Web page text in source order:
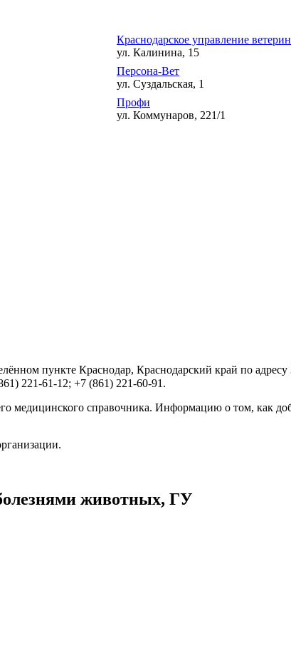
Краснодарское управление
ул. Калинина, 15
Персона-Вет
ул. Суздальская, 1
Профи
ул. Коммунаров, 221/1
пункте Краснодар, Краснодарский край по
221-61-12; +7 (861) 221-60-91.
медицинского справочника. Информацию о том, как
животных, ГУ